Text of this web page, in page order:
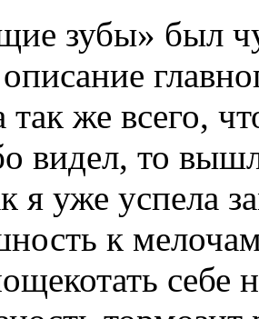
зубы» был
же всего,
видел, то
я уже успела
к
себе